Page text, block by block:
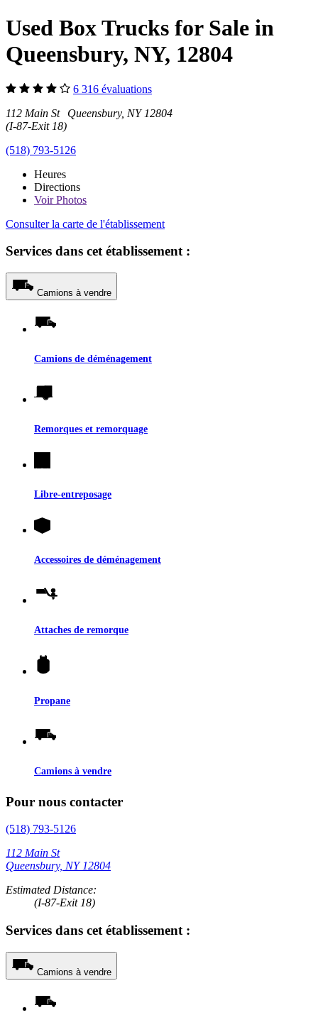
Used Box Trucks for Sale in
Queensbury, NY, 12804
6 316 évaluations
112 Main St Queensbury, NY 12804
(I-87-Exit 18)
(518) 793-5126
Heures
Directions
VoirPhotos
Consulter la carte de l'établissement
Services dans cet établissement :
Camions à vendre
Camions de déménagement
Remorques et remorquage
Libre-entreposage
Accessoires de déménagement
Attaches de remorque
Propane
Camions à vendre
Pour nous contacter
(518) 793-5126
112 Main St
Queensbury, NY 12804
Estimated Distance:
(I-87-Exit 18)
Services dans cet établissement :
Camions à vendre